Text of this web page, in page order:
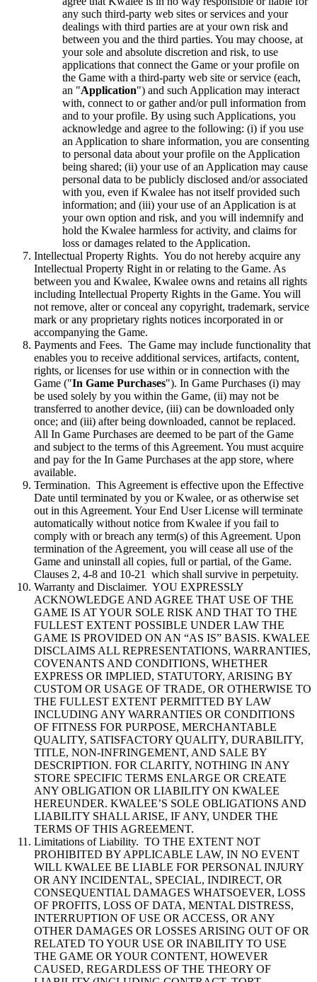
any such third-party web sites or services and your
dealings with third parties are at your own risk and
between you and the third parties. You may choose, at
your sole and absolute discretion and risk, to use
applications that connect the Game or your profile on
the Game with a third-party web site or service (each,
an "Application") and such Application may interact
with, connect to or gather and/or pull information from
and to your profile. By using such Applications, you
acknowledge and agree to the following: (i) if you use
an Application to share information, you are consenting
to personal data about your profile on the Application
being shared; (ii) your use of an Application may cause
personal data to be publicly disclosed and/or associated
with you, even if Kwalee has not itself provided such
information; and (iii) your use of an Application is at
your own option and risk, and you will indemnify and
hold the Kwalee harmless for activity, and claims for
loss or damages related to the Application.
Intellectual Property Rights. You do not hereby acquire any
Intellectual Property Right in or relating to the Game. As
between you and Kwalee, Kwalee owns and retains all rights
including Intellectual Property Rights in the Game. You will
not remove, alter or conceal any copyright, trademark, service
mark or any proprietary rights notices incorporated in or
accompanying the Game.
Payments and Fees. The Game may include functionality that
enables you to receive additional services, artifacts, content,
rights, or licenses for use within or in connection with the
Game ("In Game Purchases"). In Game Purchases (i) may
be used solely by you within the Game, (ii) may not be
transferred to another device, (iii) can be downloaded only
once; and (iii) after being downloaded, cannot be replaced.
All In Game Purchases are deemed to be part of the Game
and subject to the terms of this Agreement. You must acquire
and pay for the In Game Purchases at the app store, where
available.
Termination. This Agreement is effective upon the Effective
Date until terminated by you or Kwalee, or as otherwise set
out in this Agreement. Your End User License will terminate
automatically without notice from Kwalee if you fail to
comply with or breach any term(s) of this Agreement. Upon
termination of the Agreement, you will cease all use of the
Game and uninstall all copies, full or partial, of the Game.
Clauses 2, 4-8 and 10-21 which shall survive in perpetuity.
Warranty and Disclaimer. YOU EXPRESSLY
ACKNOWLEDGE AND AGREE THAT USE OF THE
GAME IS AT YOUR SOLE RISK AND THAT TO THE
FULLEST EXTENT POSSIBLE UNDER LAW THE
GAME IS PROVIDED ON AN “AS IS” BASIS. KWALEE
DISCLAIMS ALL REPRESENTATIONS, WARRANTIES,
COVENANTS AND CONDITIONS, WHETHER
EXPRESS OR IMPLIED, STATUTORY, ARISING BY
CUSTOM OR USAGE OF TRADE, OR OTHERWISE TO
THE FULLEST EXTENT PERMITTED BY LAW
INCLUDING ANY WARRANTIES OR CONDITIONS
OF FITNESS FOR PURPOSE, MERCHANTABLE
QUALITY, SATISFACTORY QUALITY, DURABILITY,
TITLE, NON-INFRINGEMENT, AND SALE BY
DESCRIPTION. FOR CLARITY, NOTHING IN ANY
STORE SPECIFIC TERMS ENLARGE OR CREATE
ANY OBLIGATION OR LIABILITY ON KWALEE
HEREUNDER. KWALEE’S SOLE OBLIGATIONS AND
LIABILITY SHALL ARISE, IF ANY, UNDER THE
TERMS OF THIS AGREEMENT.
Limitations of Liability. TO THE EXTENT NOT
PROHIBITED BY APPLICABLE LAW, IN NO EVENT
WILL KWALEE BE LIABLE FOR PERSONAL INJURY
OR ANY INCIDENTAL, SPECIAL, INDIRECT, OR
CONSEQUENTIAL DAMAGES WHATSOEVER, LOSS
OF PROFITS, LOSS OF DATA, MENTAL DISTRESS,
INTERRUPTION OF USE OR ACCESS, OR ANY
OTHER DAMAGES OR LOSSES ARISING OUT OF OR
RELATED TO YOUR USE OR INABILITY TO USE
THE GAME OR YOUR CONTENT, HOWEVER
CAUSED, REGARDLESS OF THE THEORY OF